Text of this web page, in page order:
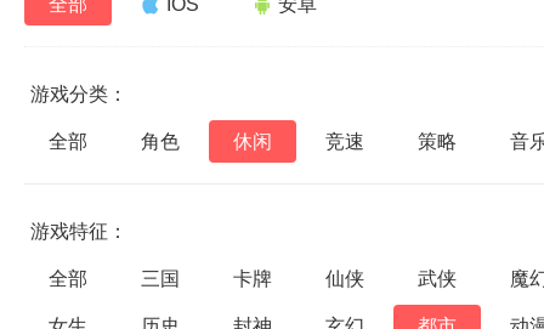
全部 IOS 安卓
游戏分类：
全部 角色 休闲 竞速 策略 音
游戏特征：
全部 三国 卡牌 仙侠 武侠 魔